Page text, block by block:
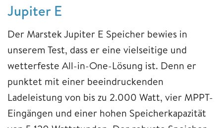
Jupiter E
Der Marstek Jupiter E Speicher bewies in
unserem Test, dass er eine vielseitige und
wetterfeste All-in-One-Lösung ist. Denn er
punktet mit einer beeindruckenden
Ladeleistung von bis zu 2.000 Watt, vier MPPT-
Eingängen und einer hohen Speicherkapazität